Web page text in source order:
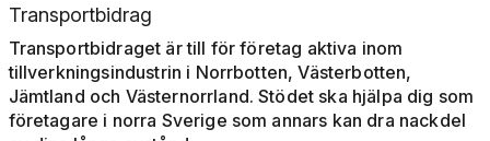
Transportbidrag
Transportbidraget är till för företag aktiva inom
tillverkningsindustrin i Norrbotten, Västerbotten,
Jämtland och Västernorrland. Stödet ska hjälpa dig som
företagare i norra Sverige som annars kan dra nackdel